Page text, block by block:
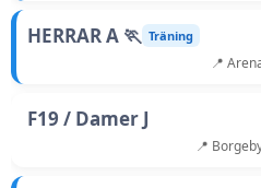
HERRAR A 🏃 Träning
📍
F19 / Damer J
📍